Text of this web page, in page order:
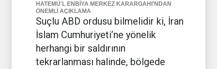
HATEMÜ'L ENBİYA MERKEZ KARARGAHI'NDAN
ÖNEMLİ AÇIKLAMA
Suçlu ABD ordusu bilmelidir ki, İran
İslam Cumhuriyeti’ne yönelik
herhangi bir saldırının
tekrarlanması halinde, bölgede